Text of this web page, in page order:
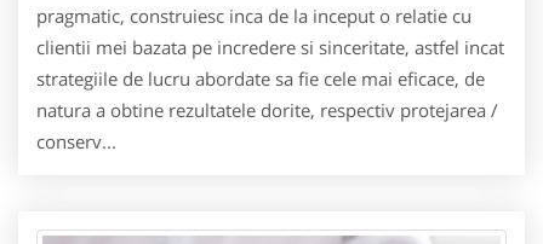
pragmatic, construiesc inca de la inceput o relatie cu
clientii mei bazata pe incredere si sinceritate, astfel incat
strategiile de lucru abordate sa fie cele mai eficace, de
natura a obtine rezultatele dorite, respectiv protejarea /
conserv...